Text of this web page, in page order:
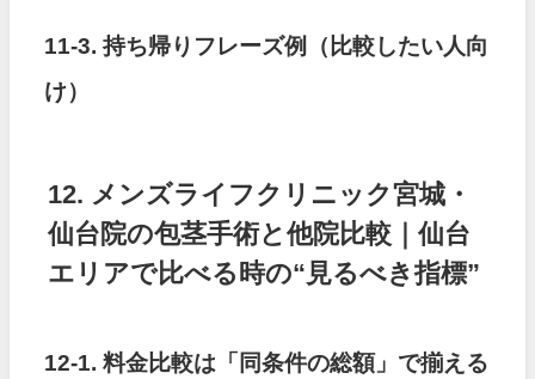
11-3. 持ち帰りフレーズ例（比較したい人向
け）
12. メンズライフクリニック宮城・
仙台院の包茎手術と他院比較｜仙台
エリアで比べる時の“見るべき指標”
12-1. 料金比較は「同条件の総額」で揃える